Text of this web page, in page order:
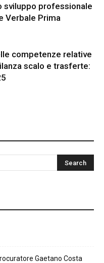
sviluppo professionale
Verbale Prima
competenze relative
scalo e trasferte:
Gaetano Costa